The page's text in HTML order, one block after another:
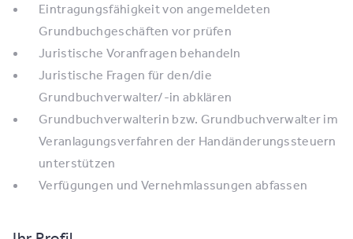
Eintragungsfähigkeit von angemeldeten
Grundbuchgeschäften vor prüfen
Juristische Voranfragen behandeln
Juristische Fragen für den/die
Grundbuchverwalter/-in abklären
Grundbuchverwalterin bzw. Grundbuchverwalter im
Veranlagungsverfahren der Handänderungssteuern
unterstützen
Verfügungen und Vernehmlassungen abfassen